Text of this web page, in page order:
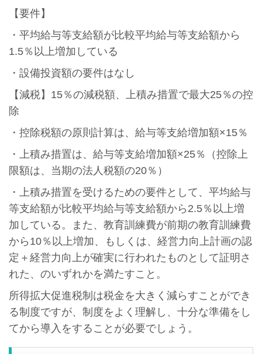
【要件】
・平均給与等支給額が比較平均給与等支給額から
1.5％以上増加している
・設備投資額の要件はなし
【減税】15％の減税額、上積み措置で最大25％の控
除
・控除税額の原則計算は、給与等支給増加額×15％
・上積み措置は、給与等支給増加額×25％（控除上
限額は、当期の法人税額の20％）
・上積み措置を受けるための要件として、平均給与
等支給額が比較平均給与等支給額から2.5％以上増
加している。また、教育訓練費が前期の教育訓練費
から10％以上増加、もしくは、経営力向上計画の認
定＋経営力向上が確実に行われたものとして証明さ
れた、のいずれかを満たすこと。
所得拡大促進税制は税金を大きく減らすことができ
る制度ですが、制度をよく理解し、十分な準備をし
てから導入をすることが必要でしょう。